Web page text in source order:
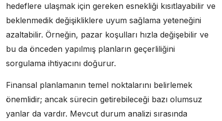
hedeflere ulaşmak için gereken esnekliği kısıtlayabilir ve
beklenmedik değişikliklere uyum sağlama yeteneğini
azaltabilir. Örneğin, pazar koşulları hızla değişebilir ve
bu da önceden yapılmış planların geçerliliğini
sorgulama ihtiyacını doğurur.
Finansal planlamanın temel noktalarını belirlemek
önemlidir; ancak sürecin getirebileceği bazı olumsuz
yanlar da vardır. Mevcut durum analizi sırasında